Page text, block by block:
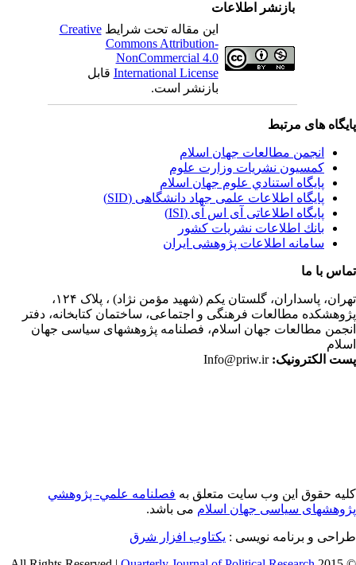
بازنشر اطلاعات
این مقاله تحت شرایطCreative
Commons Attribution-
NonCommercial 4.0
International Licenseقابل
بازنشر است.
های مرتبط
انجمن مطالعات جهان اسلام
کمسیون نشریات وزارت علوم
پايگاه استنادي علوم جهان اسلام
پایگاه اطلاعات علمی جهاد دانشگاهی (SID)
پایگاه اطلاعاتی آی اس آی (ISI)
بانك اطلاعات نشريات كشور
سامانه اطلاعات پژوهشی ایران
با ما
پاسداران، گلستان یکم (شهید مؤمن نژاد) ، پلاک ۱۲۴،
مطالعات فرهنگی و اجتماعی، ساختمان کتابخانه، دفتر
مطالعات جهان اسلام، فصلنامه پژوهشهای سیاسی جهان
الکترونیک:Info@priw.ir
حقوق این وب سایت متعلق بهفصلنامه علمي- پژوهشي
سیاسی جهان اسلاممی باشد.
و برنامه نویسی : یکتاوب افزار شرق